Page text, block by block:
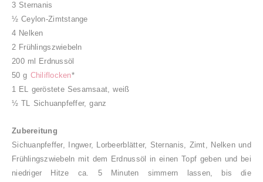
3 Sternanis
½ Ceylon-Zimtstange
4 Nelken
2 Frühlingszwiebeln
200 ml Erdnussöl
50 g Chiliflocken*
1 EL geröstete Sesamsaat, weiß
½ TL Sichuanpfeffer, ganz
Zubereitung
Sichuanpfeffer, Ingwer, Lorbeerblätter, Sternanis, Zimt, Nelken und
Frühlingszwiebeln mit dem Erdnussöl in einen Topf geben und bei
niedriger Hitze ca. 5 Minuten simmern lassen, bis die